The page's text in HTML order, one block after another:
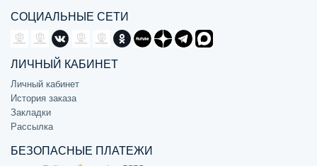
СОЦИАЛЬНЫЕ СЕТИ
ЛИЧНЫЙ КАБИНЕТ
Личный кабинет
История заказа
Закладки
Рассылка
БЕЗОПАСНЫЕ ПЛАТЕЖИ